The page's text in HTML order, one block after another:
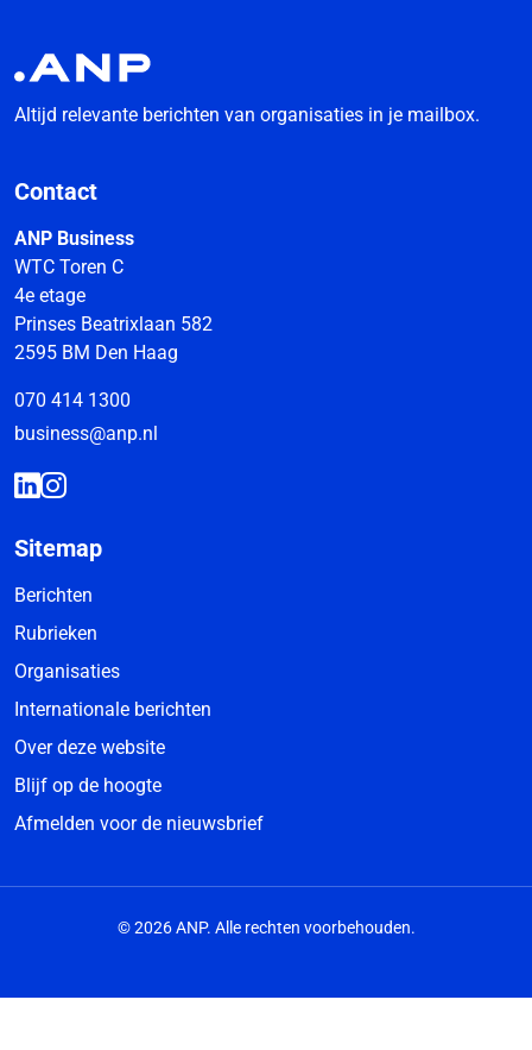
Altijd relevante berichten van organisaties in je mailbox.
Contact
ANP Business
WTC Toren C
4e etage
Prinses Beatrixlaan 582
2595 BM Den Haag
070 414 1300
business@anp.nl
Sitemap
Berichten
Rubrieken
Organisaties
Internationale berichten
Over deze website
Blijf op de hoogte
Afmelden voor de nieuwsbrief
© 2026 ANP. Alle rechten voorbehouden.